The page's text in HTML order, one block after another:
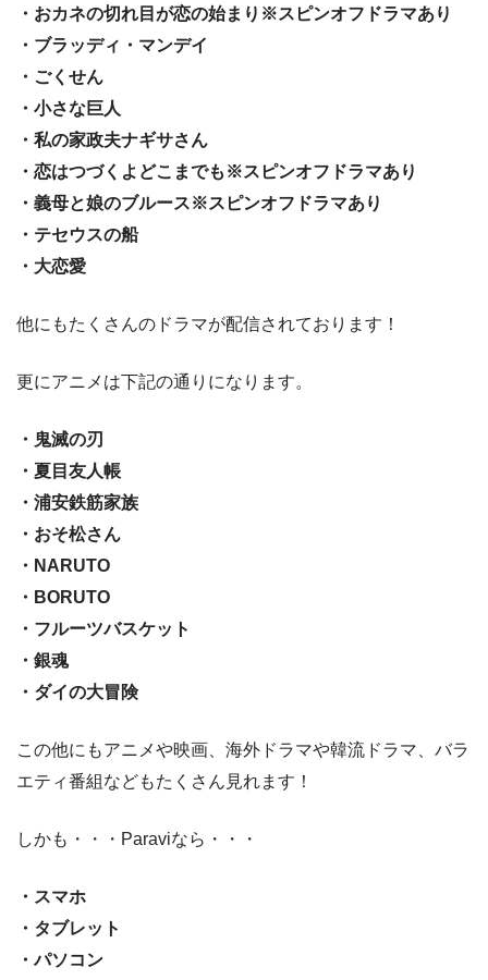
・おカネの切れ目が恋の始まり※スピンオフドラマあり
・ブラッディ・マンデイ
・ごくせん
・小さな巨人
・私の家政夫ナギサさん
・恋はつづくよどこまでも※スピンオフドラマあり
・義母と娘のブルース※スピンオフドラマあり
・テセウスの船
・大恋愛
他にもたくさんのドラマが配信されております！
更にアニメは下記の通りになります。
・鬼滅の刃
・夏目友人帳
・浦安鉄筋家族
・おそ松さん
・NARUTO
・BORUTO
・フルーツバスケット
・銀魂
・ダイの大冒険
この他にもアニメや映画、海外ドラマや韓流ドラマ、バラ
エティ番組などもたくさん見れます！
しかも・・・Paraviなら・・・
・スマホ
・タブレット
・パソコン